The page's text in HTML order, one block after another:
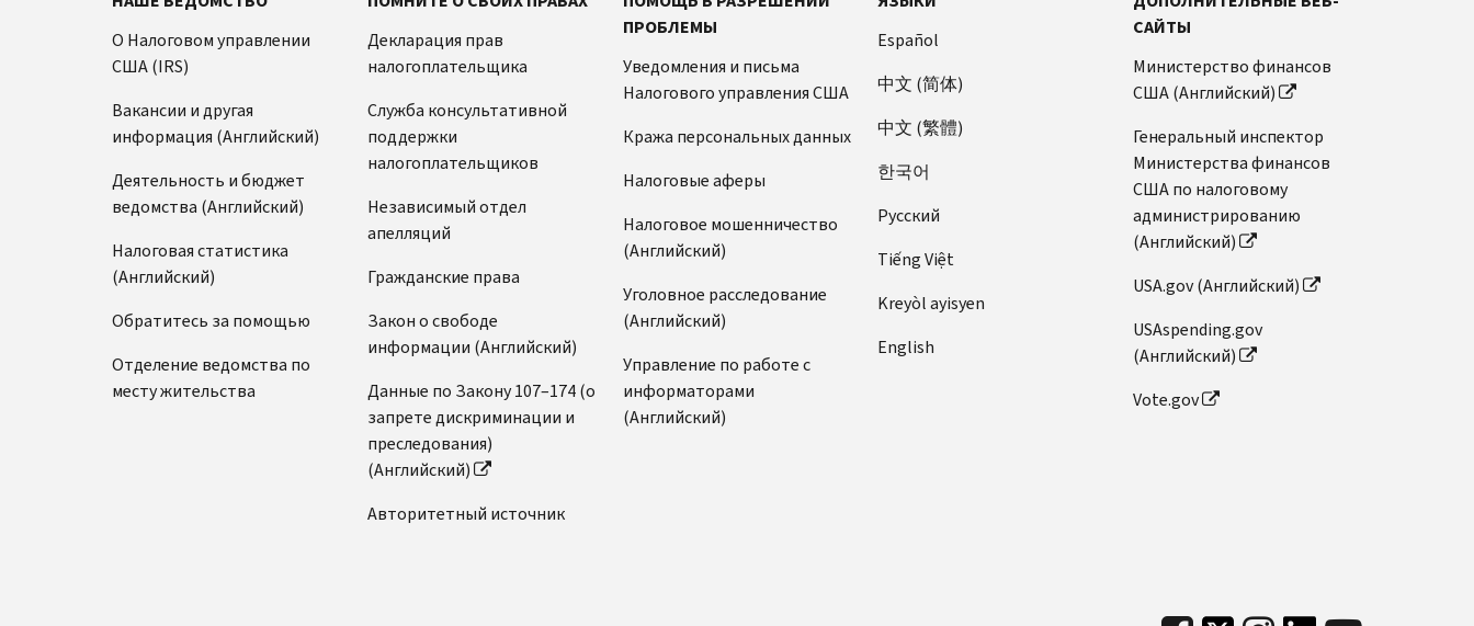
О Налоговом управлении
США (IRS)
Вакансии и другая
информация (Английский)
Деятельность и бюджет
ведомства (Английский)
Налоговая статистика
(Английский)
Обратитесь за помощью
Отделение ведомства по
месту жительства
Декларация прав
налогоплательщика
Служба консультативной
поддержки
налогоплательщиков
Независимый отдел
апелляций
Гражданские права
Закон о свободе
информации (Английский)
Данные по Закону 107–174 (о
запрете дискриминации и
преследования)
(Английский)
Авторитетный источник
ПРОБЛЕМЫ
Уведомления и письма
Налогового управления США
Кража персональных данных
Налоговые аферы
Налоговое мошенничество
(Английский)
Уголовное расследование
(Английский)
Управление по работе с
информаторами
(Английский)
Español
中文 (简体)
中文 (繁體)
한국어
Pусский
Tiếng Việt
Kreyòl ayisyen
English
САЙТЫ
Министерство финансов
США (Английский)
Генеральный инспектор
Министерства финансов
США по налоговому
администрированию
(Английский)
USA.gov (Английский)
USAspending.gov
(Английский)
Vote.gov